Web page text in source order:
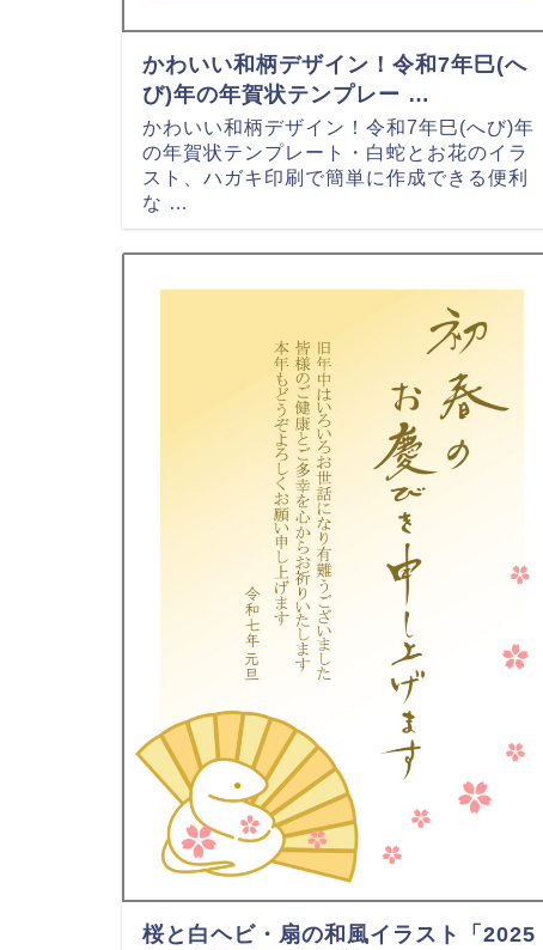
かわいい和柄デザイン！令和7年巳(へ
び)年の年賀状テンプレー …
かわいい和柄デザイン！令和7年巳(へび)年
の年賀状テンプレート・白蛇とお花のイラ
スト、ハガキ印刷で簡単に作成できる便利
な …
桜と白ヘビ・扇の和風イラスト「2025